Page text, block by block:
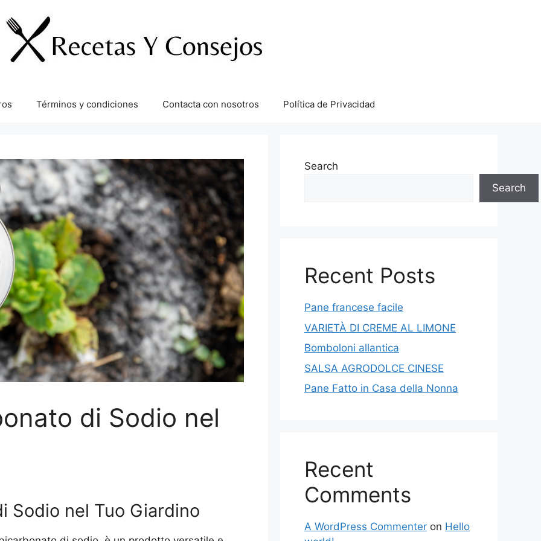
Términos y condiciones Contacta con nosotros Política de Privacidad
di Sodio nel
Sodio nel Tuo Giardino
Search
Search
Recent Posts
Pane francese facile
VARIETÀ DI CREME AL LIMONE
Bomboloni allantica
SALSA AGRODOLCE CINESE
Pane Fatto in Casa della Nonna
Recent
Comments
A WordPress Commenter on Hello